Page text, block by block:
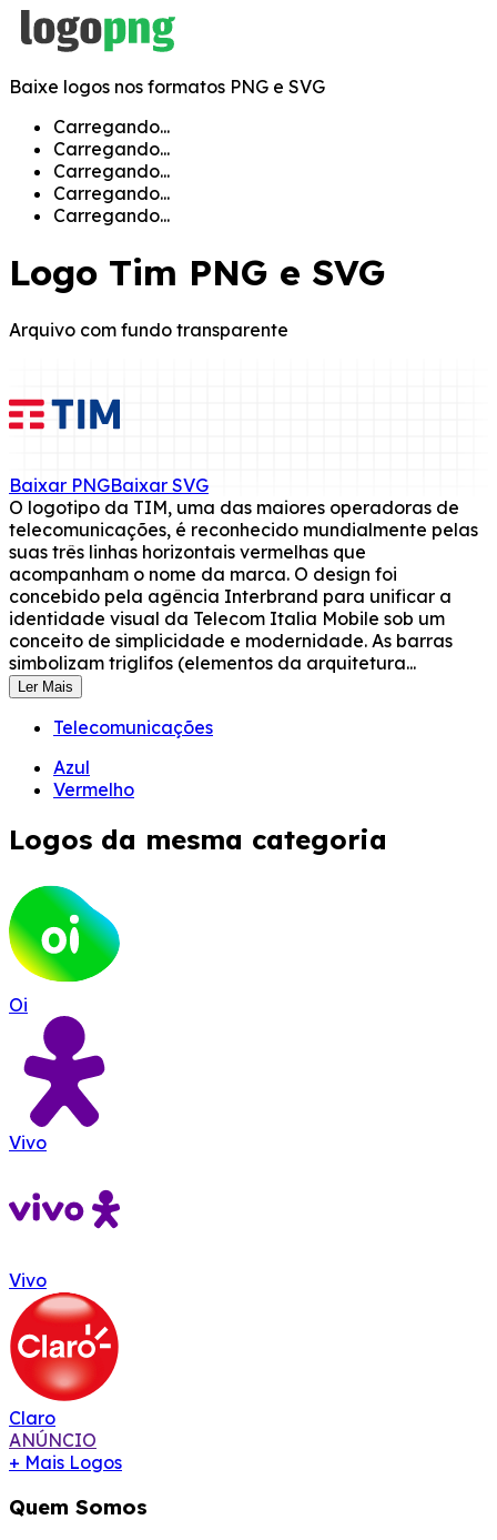
Baixe logos nos formatos PNG e SVG
Carregando...
Carregando...
Carregando...
Carregando...
Carregando...
Logo Tim PNG e SVG
Arquivo com fundo transparente
Baixar PNGBaixar SVG
O logotipo da TIM, uma das maiores operadoras de
telecomunicações, é reconhecido mundialmente pelas
suas três linhas horizontais vermelhas que
acompanham o nome da marca. O design foi
concebido pela agência Interbrand para unificar a
identidade visual da Telecom Italia Mobile sob um
conceito de simplicidade e modernidade. As barras
simbolizam triglifos (elementos da arquitetura...
Ler Mais
Telecomunicações
Azul
Vermelho
Logos da mesma categoria
Oi
Vivo
Vivo
Claro
ANÚNCIO
+ Mais Logos
Quem Somos